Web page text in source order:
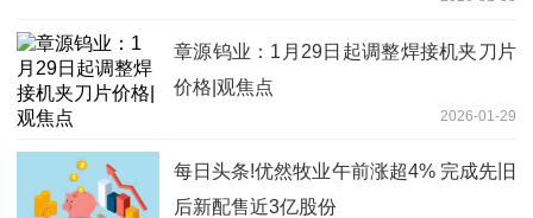
章源钨业：1月29日起调整焊接机夹刀片
价格|观焦点
2026-01-29
每日头条!优然牧业午前涨超4% 完成先旧
后新配售近3亿股份